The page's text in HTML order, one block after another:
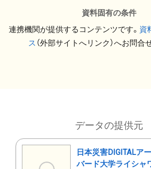
資料固有の条件
連携機関が提供するコンテンツです。 資
ス （外部サイトへリンク）へお問合
データの提供元
日本災害DIGITALア
バード大学ライシャ